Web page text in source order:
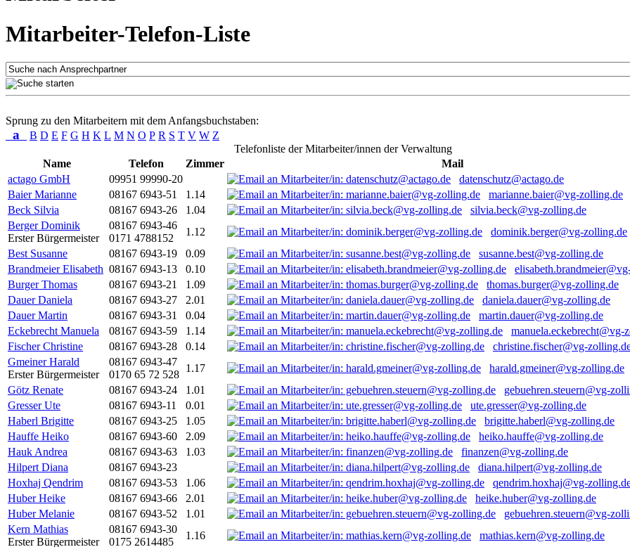
Mitarbeiter-Telefon-Liste
Sprung zu den Mitarbeitern mit dem Anfangsbuchstaben:
a B D E F G H K L M N O P R S T V W Z
Telefonliste der Mitarbeiter/innen der Verwaltung
Name
Telefon Zimmer
Mail
actago GmbH
09951 99990-20
datenschutz@actago.de
Baier Marianne
08167 6943-51 1.14
marianne.baier@vg-zolling.de
Beck Silvia
08167 6943-26 1.04
silvia.beck@vg-zolling.de
Berger Dominik
Erster Bürgermeister
08167 6943-46
0171 4788152
1.12
dominik.berger@vg-zolling.de
Best Susanne
08167 6943-19 0.09
susanne.best@vg-zolling.de
Brandmeier Elisabeth 08167 6943-13 0.10
Burger Thomas
08167 6943-21 1.09
thomas.burger@vg-zolling.de
Dauer Daniela
08167 6943-27 2.01
daniela.dauer@vg-zolling.de
Dauer Martin
08167 6943-31 0.04
martin.dauer@vg-zolling.de
Eckebrecht Manuela
08167 6943-59 1.14
manuela.eckebrecht@vg-
Fischer Christine
08167 6943-28 0.14
christine.fischer@vg-
Gmeiner Harald
Erster Bürgermeister
08167 6943-47
0170 65 72 528
1.17
harald.gmeiner@vg-zolling.de
Götz Renate
08167 6943-24 1.01
gebuehren.steuern@vg-
Gresser Ute
08167 6943-11 0.01
ute.gresser@vg-zolling.de
Haberl Brigitte
08167 6943-25 1.05
brigitte.haberl@vg-zolling.de
Hauffe Heiko
08167 6943-60 2.09
heiko.hauffe@vg-zolling.de
Hauk Andrea
08167 6943-63 1.03
finanzen@vg-zolling.de
Hilpert Diana
08167 6943-23
diana.hilpert@vg-zolling.de
Hoxhaj Qendrim
08167 6943-53 1.06
qendrim.hoxhaj@vg-
Huber Heike
08167 6943-66 2.01
heike.huber@vg-zolling.de
Huber Melanie
08167 6943-52 1.01
gebuehren.steuern@vg-
Kern Mathias
Erster Bürgermeister
08167 6943-30
0175 2614485
1.16
mathias.kern@vg-zolling.de